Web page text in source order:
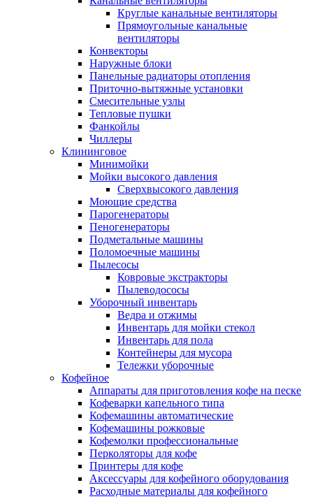
Круглые канальные вентиляторы
Прямоугольные канальные
вентиляторы
Конвекторы
Наружные блоки
Панельные радиаторы отопления
Приточно-вытяжные установки
Смесительные узлы
Тепловые пушки
Фанкойлы
Чиллеры
Клининговое
Минимойки
Мойки высокого давления
Сверхвысокого давления
Моющие средства
Парогенераторы
Пеногенераторы
Подметальные машины
Поломоечные машины
Пылесосы
Ковровые экстракторы
Пылеводососы
Уборочный инвентарь
Ведра и отжимы
Инвентарь для мойки стекол
Инвентарь для пола
Контейнеры для мусора
Тележки уборочные
Кофейное
Аппараты для приготовления кофе на песке
Кофеварки капельного типа
Кофемашины автоматические
Кофемашины рожковые
Кофемолки профессиональные
Перколяторы для кофе
Принтеры для кофе
Аксессуары для кофейного оборудования
Расходные материалы для кофейного